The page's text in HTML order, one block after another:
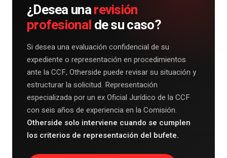
¿Desea una revisión
profesional de su caso?
Si desea una evaluación confidencial de su
expediente o representación en procedimientos
ante la CCF, Otherside puede revisar su situación y
estructurar la solicitud. Representación
especializada por un ex Oficial Jurídico de la CCF
con seis años de experiencia en la Comisión.
Otherside solo interviene cuando se cumplen
los criterios de representación del bufete.